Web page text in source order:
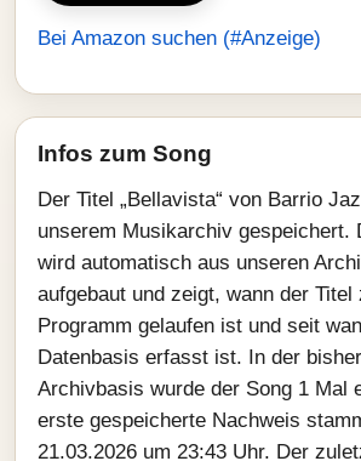
Bei Amazon suchen (#Anzeige)
Infos zum Song
Der Titel „Bellavista“ von Barrio
unserem Musikarchiv gespeichert.
wird automatisch aus unseren
aufgebaut und zeigt, wann der Titel
Programm gelaufen ist und seit
Datenbasis erfasst ist. In der
Archivbasis wurde der Song 1 Mal
erste gespeicherte Nachweis
21.03.2026 um 23:43 Uhr. Der